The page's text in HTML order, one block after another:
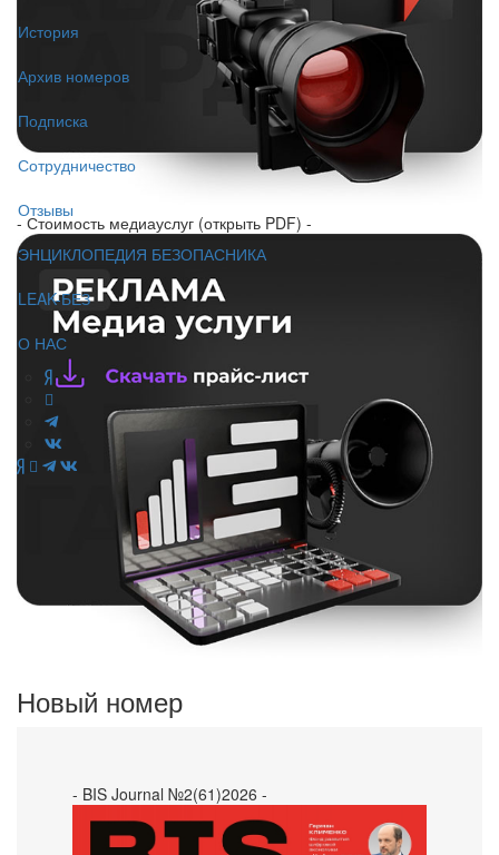
История
Архив номеров
Подписка
Сотрудничество
Отзывы
ЭНЦИКЛОПЕДИЯ БЕЗОПАСНИКА
LEAK-БЕЗ
О НАС
- Стоимость медиауслуг (открыть PDF) -
Новый номер
- BIS Journal №2(61)2026 -